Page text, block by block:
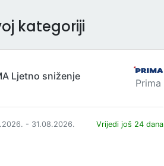
kategoriji
Ljetno sniženje
Prima
- 31.08.2026. Vrijedi još 24 dana